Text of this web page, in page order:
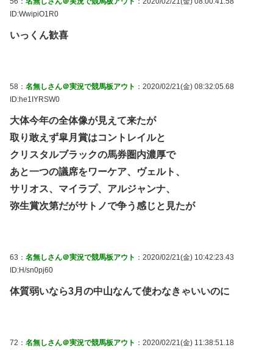
ID:WwipiO1R0
いっくん歓喜
58： 名無しさん＠実況で競馬板アウト ：2020/02/21(金) 08:32:05.68
ID:he1IYRSW0
大体今年の全体像が見えて来たが
取り敢えず皐月賞はコントレイルと
クリスタルブラックの馬券圏内濃厚で
あと一つの議席をワーケア、ヴェルト、
サリオス、マイラプ、アルジャンナ、
弥生賞次第だがサトノで争う感じと見たが
63： 名無しさん＠実況で競馬板アウト ：2020/02/21(金) 10:42:23.43
ID:H/sn0pj60
体質弱いなら3月の中山なんて使わなきゃいいのに
72： 名無しさん＠実況で競馬板アウト ：2020/02/21(金) 11:38:51.18